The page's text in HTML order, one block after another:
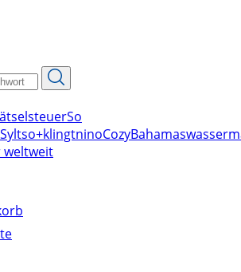
steuerSo
Syltso+klingtninoCozyBahamas
weltweit